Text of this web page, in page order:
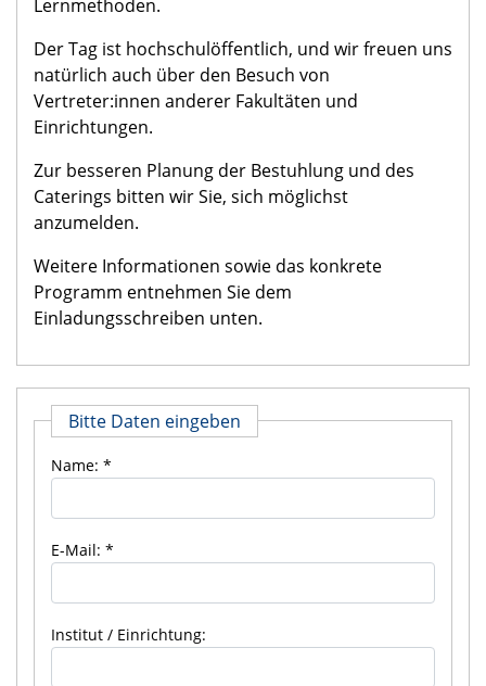
Lernmethoden.
Der Tag ist hochschulöffentlich, und wir freuen uns
natürlich auch über den Besuch von
Vertreter:innen anderer Fakultäten und
Einrichtungen.
Zur besseren Planung der Bestuhlung und des
Caterings bitten wir Sie, sich möglichst
anzumelden.
Weitere Informationen sowie das konkrete
Programm entnehmen Sie dem
Einladungsschreiben unten.
Bitte Daten eingeben
Name:
E-Mail:
Institut / Einrichtung: